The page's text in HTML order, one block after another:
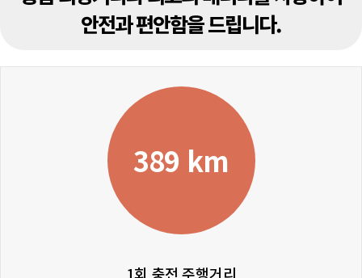
안전과 편안함을 드립니다.
389 km
1회 충전 주행거리